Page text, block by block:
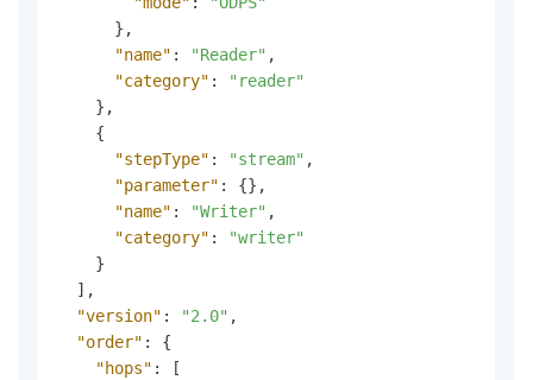
} ,
"name" : "Reader" ,
"category" :
"reader"
} ,
{
"stepType" : "stream" ,
"parameter" : {} ,
"name" : "Writer" ,
"category" :
"writer"
}
] ,
"version" : "2.0" ,
"order" :
{
"hops" :
[